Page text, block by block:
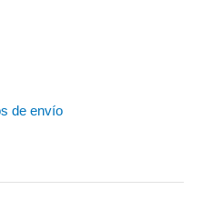
de envío